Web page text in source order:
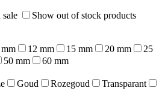
Show out of stock products
12 mm 15 mm 20 mm
25
50 mm
60 mm
Goud Rozegoud
Transparant